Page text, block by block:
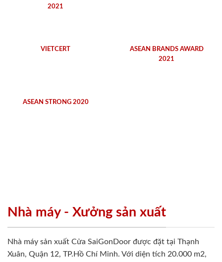
2021
VIETCERT
ASEAN BRANDS AWARD
2021
ASEAN STRONG 2020
Nhà máy - Xưởng sản xuất
Nhà máy sản xuất Cửa SaiGonDoor được đặt tại Thạnh
Xuân, Quận 12, TP.Hồ Chí Minh. Với diện tích 20.000 m2,